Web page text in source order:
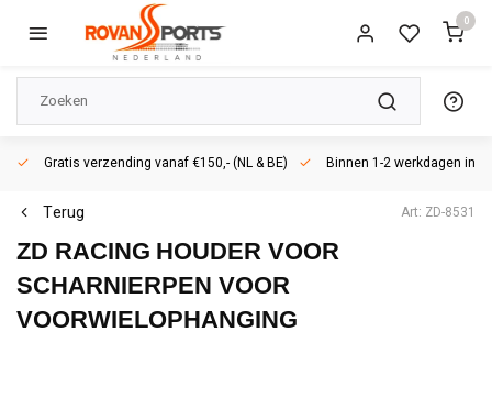
0
Gratis verzending vanaf €150,- (NL & BE) Binnen 1-2 werkdagen in
Terug Art: ZD-8531
ZD RACING HOUDER VOOR
SCHARNIERPEN VOOR
VOORWIELOPHANGING